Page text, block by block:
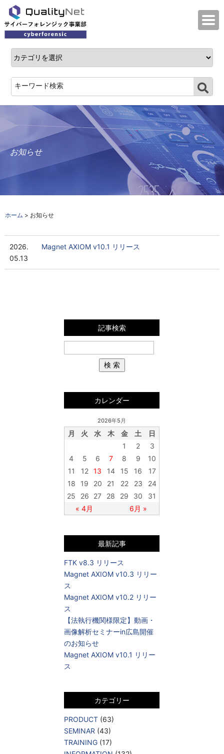
QualityNet サイバーフォレンジック事業
お知らせ
ホーム > お知らせ
2026.
05.13
Magnet AXIOM v10.1 リリース
記事検索
カレンダー
2026年5月
月 火 水 木 金 土 日
« 4月 6月 »
1 2
3
4
5 6 7 8 9
10
11
12 13 14 15 16
17
18
19 20 21 22 23
24
25
26 27 28 29 30 31
最新記事
FTK v8.3 リリース
Magnet AXIOM v10.3 リリー
ス
Magnet AXIOM v10.2 リリー
ス
【法執行機関様限定】動画・
画像解析セミナーin広島開催
のお知らせ
Magnet AXIOM v10.1 リリー
ス
カテゴリー
PRODUCT (63)
SEMINAR (43)
TRAINING (17)